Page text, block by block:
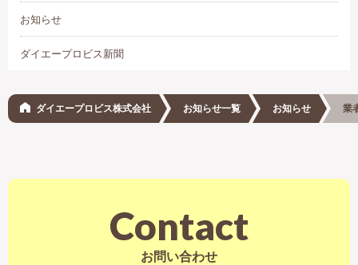
お知らせ
ダイエープロビス新聞
ダイエープロビス株式会社 お知らせ一覧 お知らせ 業
Contact
お問い合わせ